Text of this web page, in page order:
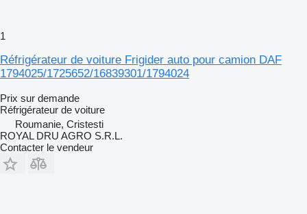
1
Réfrigérateur de voiture Frigider auto pour camion DAF
1794025/1725652/16839301/1794024
Prix sur demande
Réfrigérateur de voiture
Roumanie, Cristesti
ROYAL DRU AGRO S.R.L.
Contacter le vendeur